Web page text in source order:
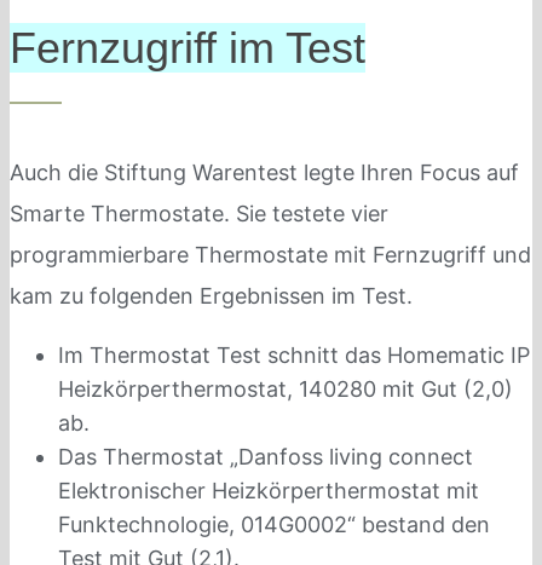
Fernzugriff im Test
Auch die Stiftung Warentest legte Ihren Focus auf
Smarte Thermostate. Sie testete vier
programmierbare Thermostate mit Fernzugriff und
kam zu folgenden Ergebnissen im Test.
Im Thermostat Test schnitt das Homematic IP
Heizkörperthermostat, 140280 mit Gut (2,0)
ab.
Das Thermostat „Danfoss living connect
Elektronischer Heizkörperthermostat mit
Funktechnologie, 014G0002“ bestand den
Test mit Gut (2,1).